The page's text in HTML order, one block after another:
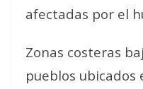
afectadas por el
Zonas costeras
pueblos